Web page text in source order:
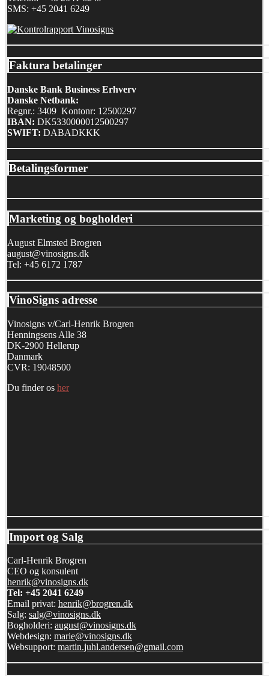
SMS: +45 2041 6249
Faktura betalinger
Danske Bank Business Erhverv
Danske Netbank:
Regnr.: 3409 Kontonr: 12500297
IBAN: DK5330000012500297
SWIFT: DABADKKK
Betalingsformer
Marketing og bogholderi
August Elmsted Brogren
august@vinosigns.dk
Tel: +45 6172 1787
VinoSigns adresse
Vinosigns v/Carl-Henrik Brogren
Henningsens Alle 38
DK-2900 Hellerup
Danmark
CVR: 19048500
Du finder os her
Import og Salg
Carl-Henrik Brogren
CEO og konsulent
henrik@vinosigns.dk
Tel: +45 2041 6249
Email privat: henrik@brogren.dk
Salg: salg@vinosigns.dk
Bogholderi: august@vinosigns.dk
Webdesign: marie@vinosigns.dk
Websupport: martin.juhl.andersen@gmail.com